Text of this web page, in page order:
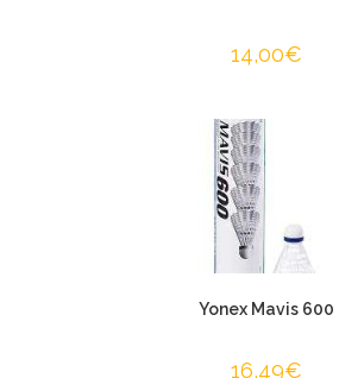
14,00€
Yonex Mavis 600
16,49€